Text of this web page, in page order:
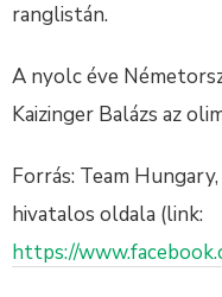
ranglistán.
A nyolc éve
Kaizinger Balázs az
Forrás: Team
hivatalos oldala (link:
https://